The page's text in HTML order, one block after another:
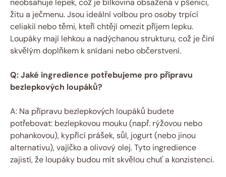
neobsahuje lepek, což je bílkovina obsažená v pšenici,
žitu a ječmenu. Jsou ideální volbou pro osoby trpící
celiakií nebo těmi, kteří chtějí omezit příjem lepku.
Loupáky mají lehkou a nadýchanou strukturu, což je činí
skvělým doplňkem k snídani nebo občerstvení.
Q: Jaké ingredience potřebujeme pro přípravu
bezlepkových loupáků?
A: Na přípravu bezlepkových loupáků budete
potřebovat: bezlepkovou mouku (např. rýžovou nebo
pohankovou), kypřící prášek, sůl, jogurt (nebo jinou
alternativu), vajíčko a olivový olej. Tyto ingredience
zajistí, že loupáky budou mít skvělou chuť a konzistenci.